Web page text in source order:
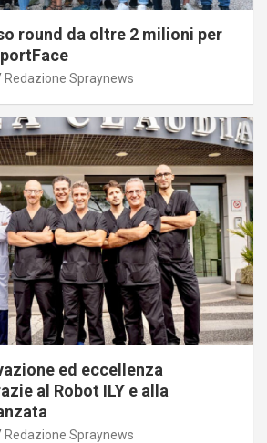
round da oltre 2 milioni per
Redazione Spraynews
ed eccellenza
al Robot ILY e alla
Redazione Spraynews